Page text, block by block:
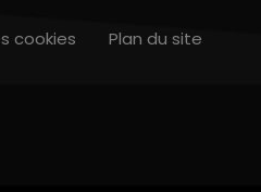
cookies Plan du site